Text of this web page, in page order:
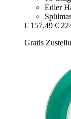
Edler
€ 157,49 €
Gratis